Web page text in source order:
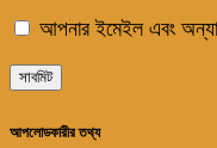
আপনার ইমেইল এবং
আপলোডকারীর তথ্য